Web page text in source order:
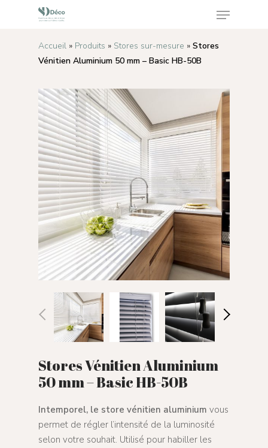
Appuyez sur Enter pour rechercher ou sur ESC
Accueil » Produits » Stores sur-mesure » Stores
Vénitien Aluminium 50 mm – Basic HB-50B
Stores Vénitien Aluminium
50 mm – Basic HB-50B
Intemporel, le store vénitien aluminium vous
permet de régler l’intensité de la luminosité
selon votre souhait. Utilisé pour habiller les